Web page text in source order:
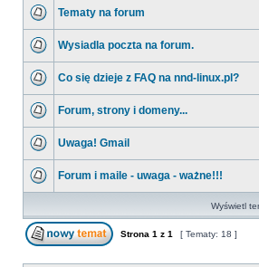
Tematy na forum
Wysiadla poczta na forum.
Co się dzieje z FAQ na nnd-linux.pl?
Forum, strony i domeny...
Uwaga! Gmail
Forum i maile - uwaga - ważne!!!
Wyświetl
Strona 1 z 1 [ Tematy: 18 ]